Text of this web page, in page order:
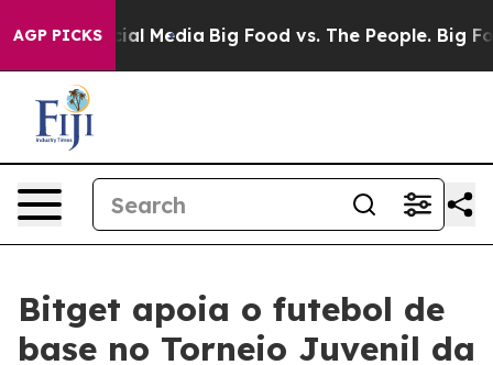
AGP PICKS
on Social Media Big Food vs. The People. Big
Bitget apoia o futebol de
base no Torneio Juvenil da